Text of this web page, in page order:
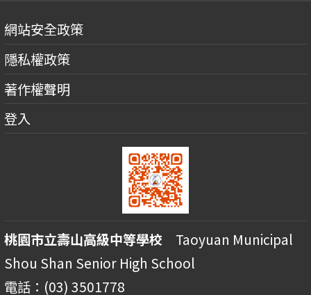
網站安全政策
隱私權政策
著作權聲明
登入
桃園市立壽山高級中等學校 Taoyuan Municipal
Shou Shan Senior High School
電話：(03) 3501778